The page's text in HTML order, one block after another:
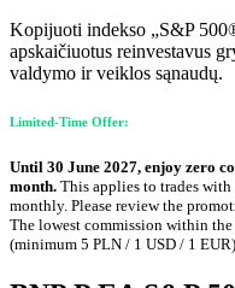
Kopijuoti indekso „S&P
apskaičiuotus reinvestavus
valdymo ir veiklos sąnaudų.
Limited-Time Offer:
Until 30 June 2027, enjoy zero
month. This applies to trades
monthly. Please review the
The lowest commission within
(minimum 5 PLN / 1 USD / 1